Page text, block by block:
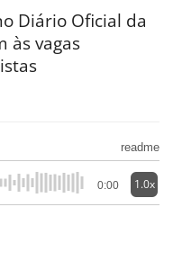
Diário Oficial da
às vagas
readme
0:00 1.0x